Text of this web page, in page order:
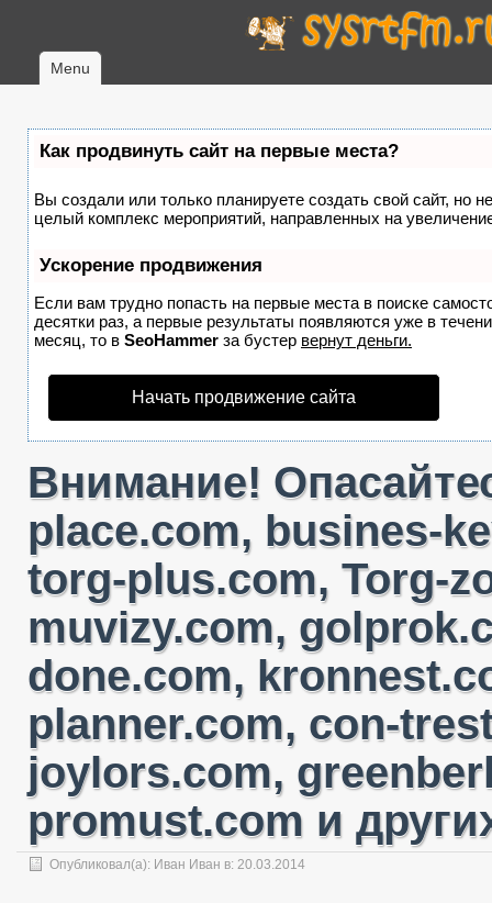
Menu
Как продвинуть сайт на первые места?
Вы создали или только планируете создать свой сайт, но
целый комплекс мероприятий, направленных на
Ускорение продвижения
Если вам трудно попасть на первые места в поиске
десятки раз, а первые результаты появляются уже в
месяц, то в SeoHammer за бустер вернут деньги.
Начать продвижение сайта
Внимание!
place.com, busines-
torg-plus.com, Torg-
muvizy.com,
done.com,
planner.com, con-
joylors.com,
promust.com и
Опубликовал(а): Иван Иван в: 20.03.2014